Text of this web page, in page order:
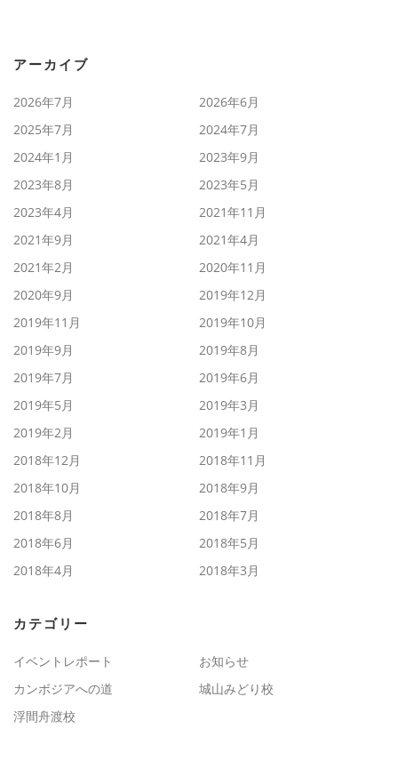
アーカイブ
2026年7月
2026年6月
2025年7月
2024年7月
2024年1月
2023年9月
2023年8月
2023年5月
2023年4月
2021年11月
2021年9月
2021年4月
2021年2月
2020年11月
2020年9月
2019年12月
2019年11月
2019年10月
2019年9月
2019年8月
2019年7月
2019年6月
2019年5月
2019年3月
2019年2月
2019年1月
2018年12月
2018年11月
2018年10月
2018年9月
2018年8月
2018年7月
2018年6月
2018年5月
2018年4月
2018年3月
カテゴリー
イベントレポート
お知らせ
カンボジアへの道
城山みどり校
浮間舟渡校